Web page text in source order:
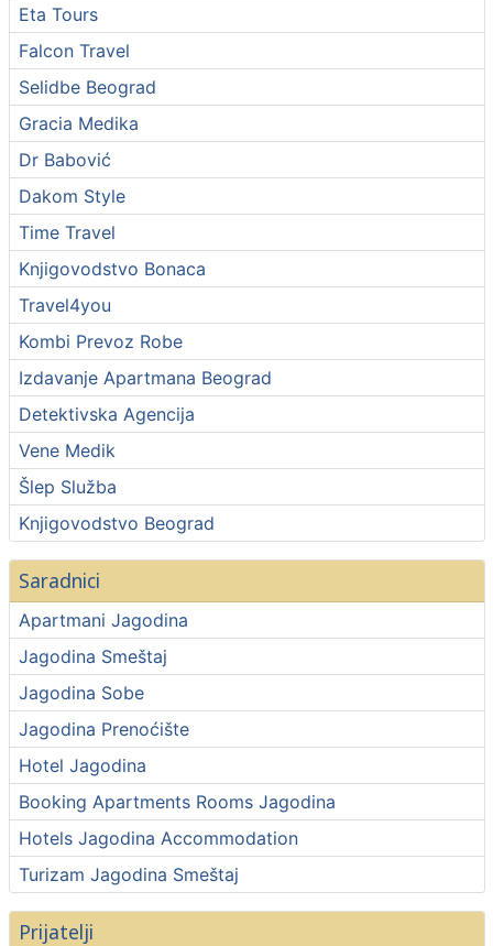
Eta Tours
Falcon Travel
Selidbe Beograd
Gracia Medika
Dr Babović
Dakom Style
Time Travel
Knjigovodstvo Bonaca
Travel4you
Kombi Prevoz Robe
Izdavanje Apartmana Beograd
Detektivska Agencija
Vene Medik
Šlep Služba
Knjigovodstvo Beograd
Saradnici
Apartmani Jagodina
Jagodina Smeštaj
Jagodina Sobe
Jagodina Prenoćište
Hotel Jagodina
Booking Apartments Rooms Jagodina
Hotels Jagodina Accommodation
Turizam Jagodina Smeštaj
Prijatelji